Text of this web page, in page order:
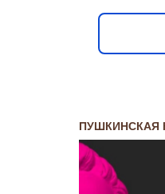
ПУШКИНСКАЯ